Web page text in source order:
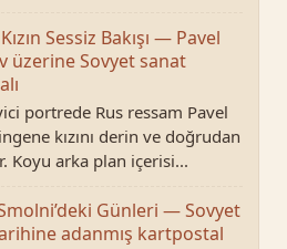
Sessiz Bakışı — Pavel
üzerine Sovyet sanat
portrede Rus ressam Pavel
kızını derin ve doğrudan
Koyu arka plan içerisi...
Günleri — Sovyet
adanmış kartpostal